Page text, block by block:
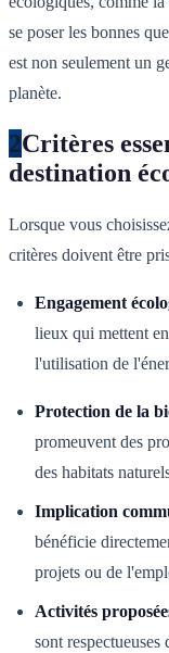
se poser les bonnes
est non seulement un
planète.
2Critères
destination
Lorsque vous
critères doivent être
Engagement
lieux qui mettent
l'utilisation de
Protection de la
promeuvent des
des habitats
Implication
bénéficie
projets ou de
Activités
sont